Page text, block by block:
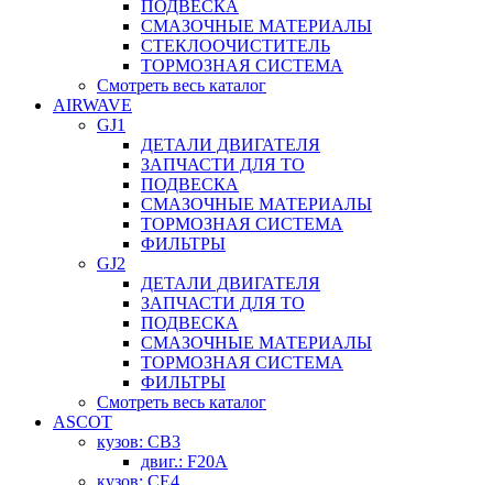
ПОДВЕСКА
СМАЗОЧНЫЕ МАТЕРИАЛЫ
СТЕКЛООЧИСТИТЕЛЬ
ТОРМОЗНАЯ СИСТЕМА
Смотреть весь каталог
AIRWAVE
GJ1
ДЕТАЛИ ДВИГАТЕЛЯ
ЗАПЧАСТИ ДЛЯ ТО
ПОДВЕСКА
СМАЗОЧНЫЕ МАТЕРИАЛЫ
ТОРМОЗНАЯ СИСТЕМА
ФИЛЬТРЫ
GJ2
ДЕТАЛИ ДВИГАТЕЛЯ
ЗАПЧАСТИ ДЛЯ ТО
ПОДВЕСКА
СМАЗОЧНЫЕ МАТЕРИАЛЫ
ТОРМОЗНАЯ СИСТЕМА
ФИЛЬТРЫ
Смотреть весь каталог
ASCOT
кузов: CB3
двиг.: F20A
кузов: CE4